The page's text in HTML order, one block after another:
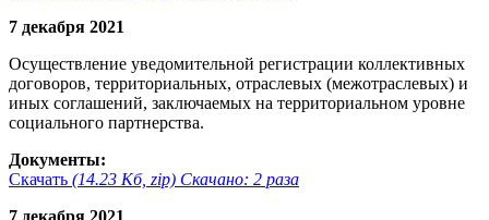
7 декабря 2021
Осуществление уведомительной регистрации коллективных
договоров, территориальных, отраслевых (межотраслевых) и
иных соглашений, заключаемых на территориальном уровне
социального партнерства.
Документы:
Скачать (14.23 Кб, zip) Скачано: 2 раза
7 декабря 2021